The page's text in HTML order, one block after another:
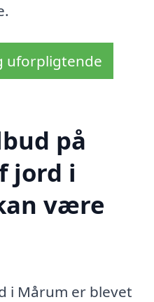
uforpligtende
på
jord i
være
i Mårum er blevet